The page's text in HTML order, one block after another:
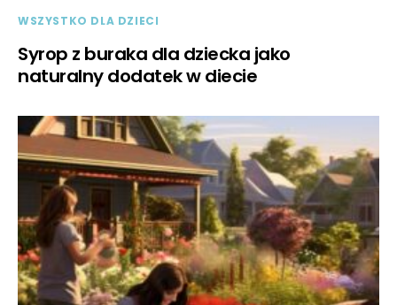
WSZYSTKO DLA DZIECI
Syrop z buraka dla dziecka jako
naturalny dodatek w diecie